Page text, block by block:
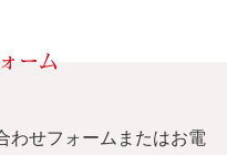
ーム
わせフォームまたはお電